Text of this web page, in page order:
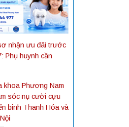
nhận ưu đãi trước
Phụ huynh cần
khoa Phương Nam
sóc nụ cười cựu
binh Thanh Hóa và